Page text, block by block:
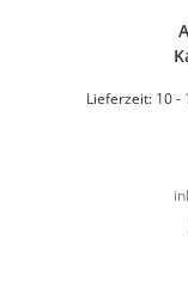
Lieferzeit: 10 -